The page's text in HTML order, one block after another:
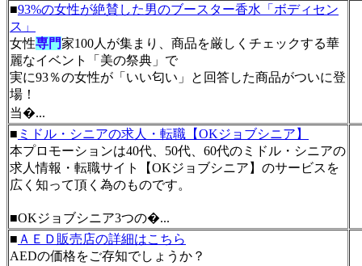
■93%の女性が絶賛した男のブースター香水「ボディセン
ス」
女性専門家100人が集まり、商品を厳しくチェックする華
麗なイベント「美の祭典」で
実に93％の女性が「いい匂い」と回答した商品がついに登
場！
当�...
■ ミドル・シニアの求人・転職【OKジョブシニア】
本プロモーションは40代、50代、60代のミドル・シニアの
求人情報・転職サイト【OKジョブシニア】のサービスを
広く知って頂く為のものです。
■OKジョブシニア3つの�...
■ ＡＥＤ販売店の詳細はこちら
AEDの価格をご存知でしょうか？